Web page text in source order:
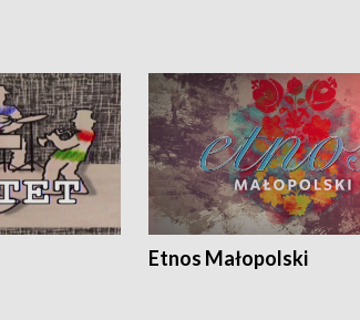
Etnos Małopolski